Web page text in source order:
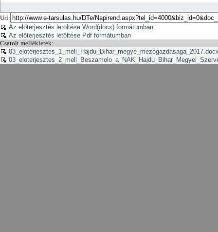
Url:
Az előterjesztés letöltése Word(docx) formátumban
Az előterjesztés letöltése Pdf formátumban
Csatolt mellékletek: